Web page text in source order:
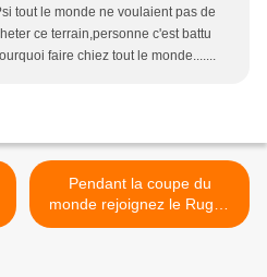
tout le monde ne voulaient pas de
ce terrain,personne c'est battu
faire chiez tout le monde.......
Pendant la coupe du
monde rejoignez le Rugby
Aulnay Club d’Aulnay-sous-